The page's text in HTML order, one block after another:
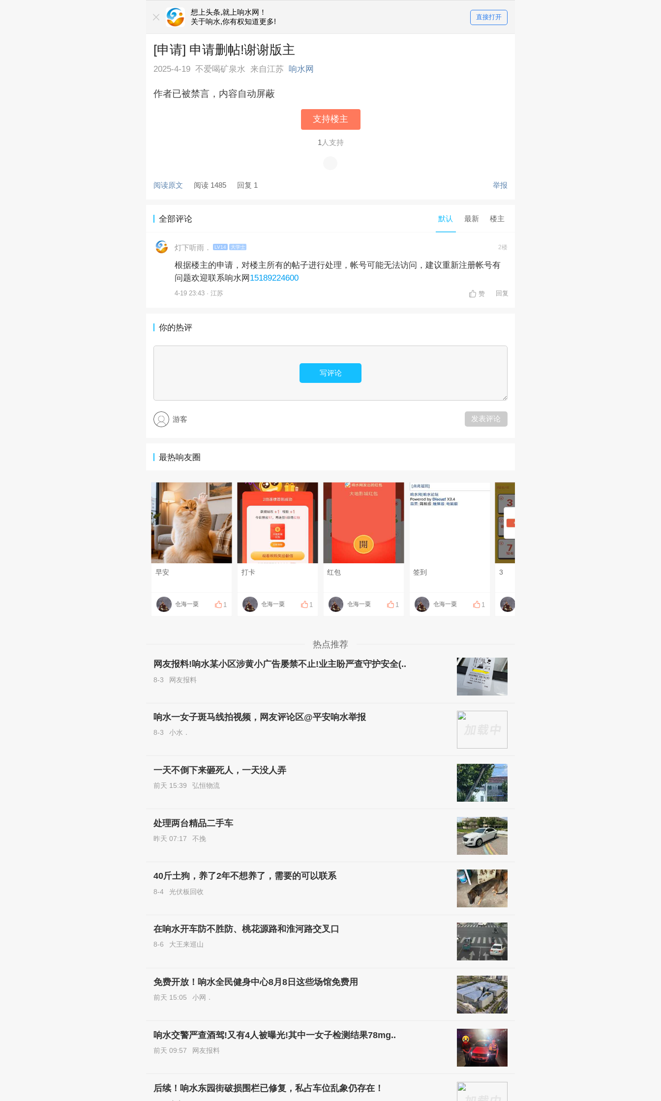
想上头条,就上响水网！
关于响水,你有权知道更多!
直接打开
[申请] 申请删帖!谢谢版主
2025-4-19 不爱喝矿泉水 来自江苏 响水网
作者已被禁言，内容自动屏蔽
支持楼主
1 人支持
阅读原文 阅读 1485 回复 1 举报
全部评论 默认 最新 楼主
灯下听雨． LV14 大学士 2楼
根据楼主的申请，对楼主所有的帖子进行处理，帐号可能无法访问，建议重新注册帐号有
问题欢迎联系响水网 15189224600
4-19 23:43 · 江苏 赞 回复
你的热评
写评论
游客 发表评论
最热响友圈
早安
仓海一粟 1
打卡
仓海一粟 1
红包
仓海一粟 1
签到
仓海一粟 1
3
热点推荐
网友报料!响水某小区涉黄小广告屡禁不止!业主盼严查守护安全(..
8-3 网友报料
响水一女子斑马线拍视频，网友评论区@平安响水举报
8-3 小水．
一天不倒下来砸死人，一天没人弄
前天 15:39 弘恒物流
处理两台精品二手车
昨天 07:17 不挽
40斤土狗，养了2年不想养了，需要的可以联系
8-4 光伏板回收
在响水开车防不胜防、桃花源路和淮河路交叉口
8-6 大王来巡山
免费开放！响水全民健身中心8月8日这些场馆免费用
前天 15:05 小网．
响水交警严查酒驾!又有4人被曝光!其中一女子检测结果78mg..
前天 09:57 网友报料
后续！响水东园街破损围栏已修复，私占车位乱象仍存在！